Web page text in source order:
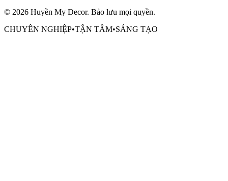
© 2026 Huyền My Decor. Bảo lưu mọi quyền.
CHUYÊN NGHIỆP•TẬN TÂM•SÁNG TẠO